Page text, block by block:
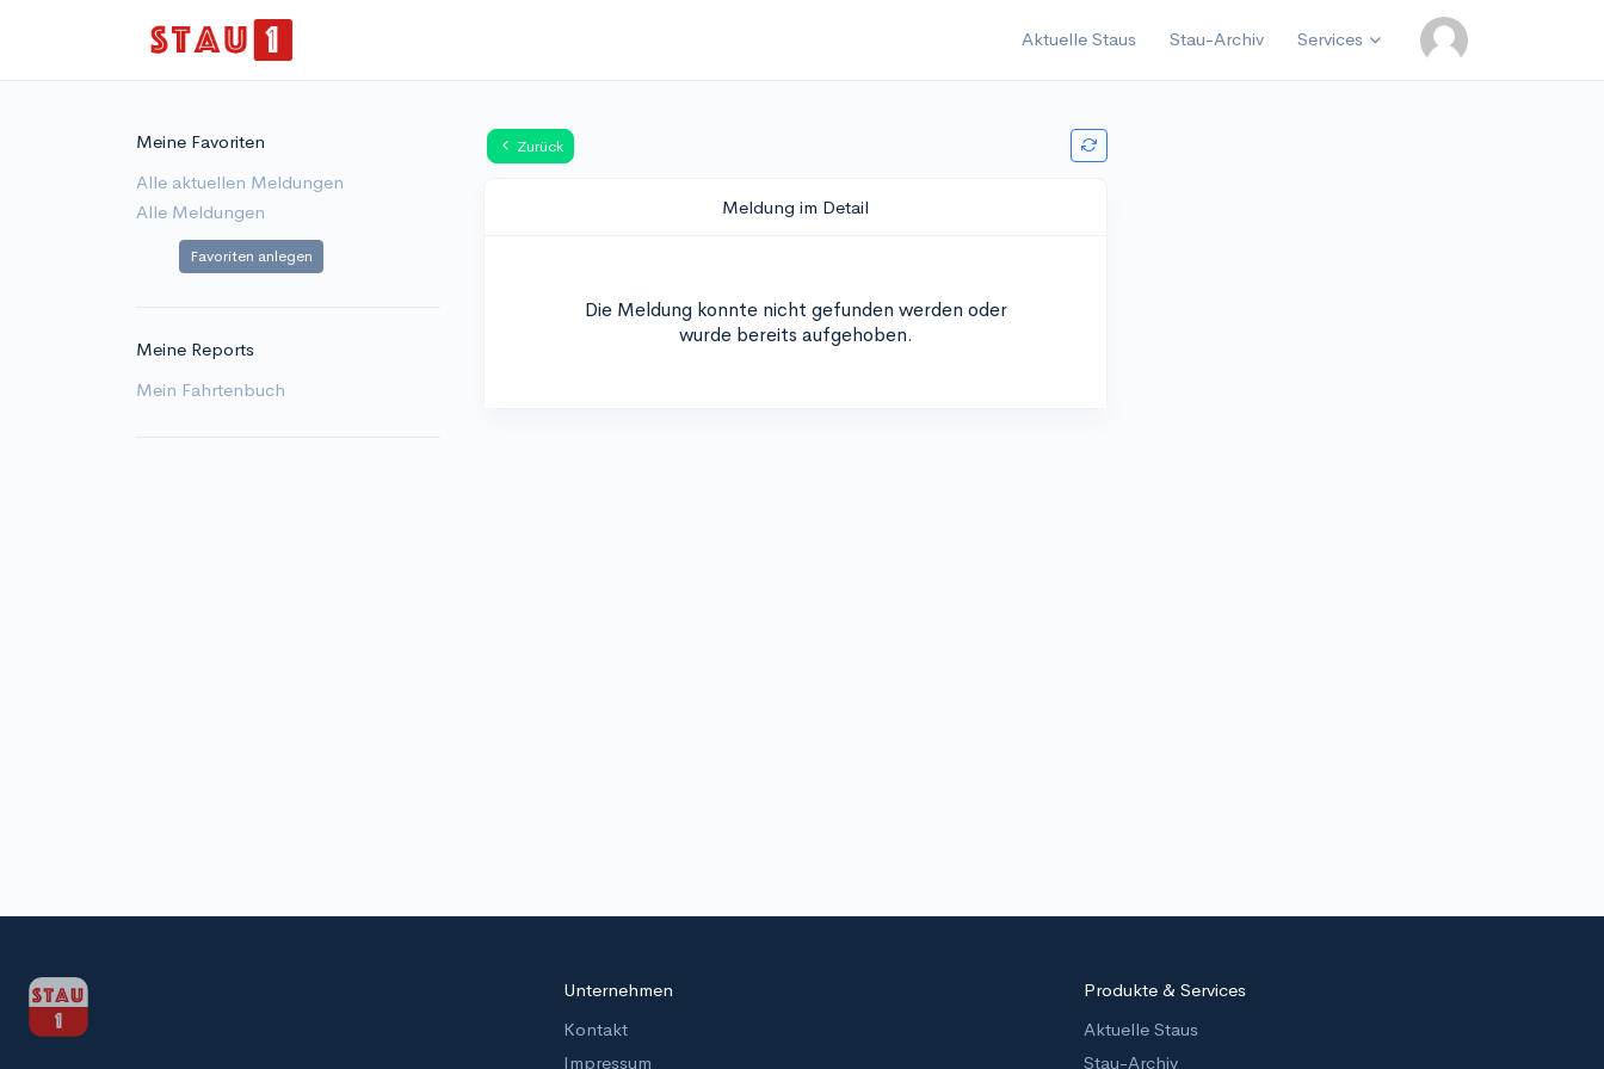
Aktuelle Staus Stau-Archiv Services
Meine Favoriten
Alle aktuellen Meldungen
Alle Meldungen
Favoriten anlegen
Meine Reports
Mein Fahrtenbuch
Zurück
Meldung im Detail
Die Meldung konnte nicht gefunden werden oder
wurde bereits aufgehoben.
Unternehmen
Kontakt
Impressum
Produkte & Services
Aktuelle Staus
Stau-Archiv